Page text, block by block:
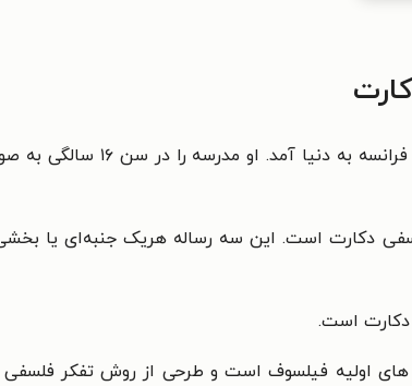
رنه دکارت در سال
دکارت است. این سه رساله هریک جنبه‌ای یا
دکارت است.
های اولیه فیلسوف است و طرحی از روش تفکر